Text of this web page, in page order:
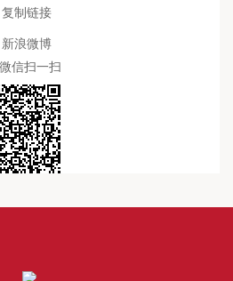
复制链接
新浪微博
微信扫一扫